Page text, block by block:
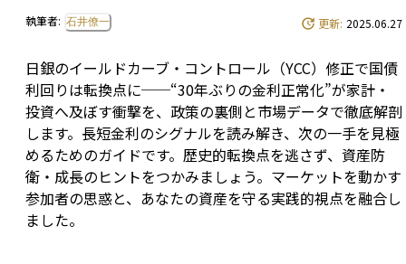
執筆者: 石井僚一 更新: 2025.06.27
日銀のイールドカーブ・コントロール（YCC）修正で国債
利回りは転換点に──“30年ぶりの金利正常化”が家計・
投資へ及ぼす衝撃を、政策の裏側と市場データで徹底解剖
します。長短金利のシグナルを読み解き、次の一手を見極
めるためのガイドです。歴史的転換点を逃さず、資産防
衛・成長のヒントをつかみましょう。マーケットを動かす
参加者の思惑と、あなたの資産を守る実践的視点を融合し
ました。